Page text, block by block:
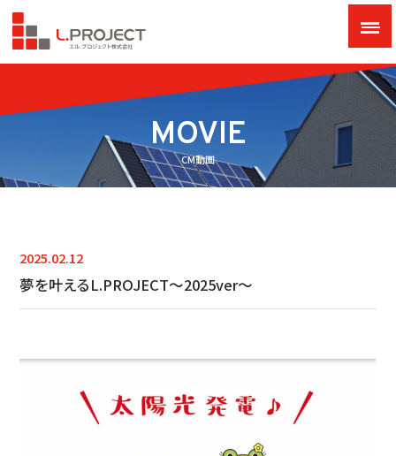
MOVIE
CM動画
2025.02.12
夢を叶えるL.PROJECT～2025ver～